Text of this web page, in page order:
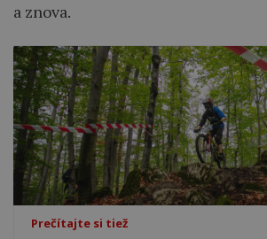
a znova.
Prečítajte si tiež